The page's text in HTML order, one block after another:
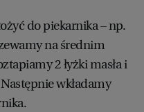
do piekarnika – np.
na średnim
2 łyżki masła i
wkładamy